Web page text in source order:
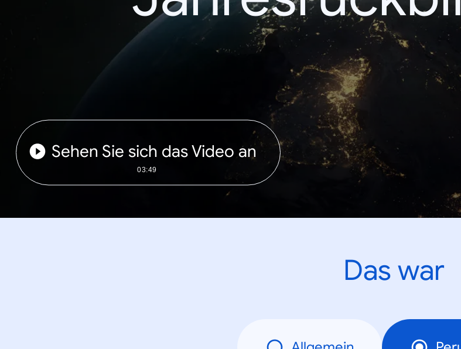
Sehen Sie sich das Video an
03:49
Das war